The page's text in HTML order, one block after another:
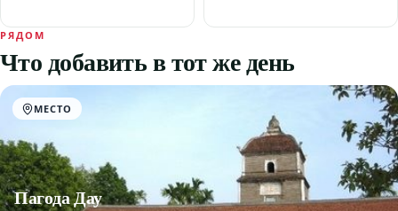
РЯДОМ
Что добавить в тот же день
МЕСТО
Пагода Дау